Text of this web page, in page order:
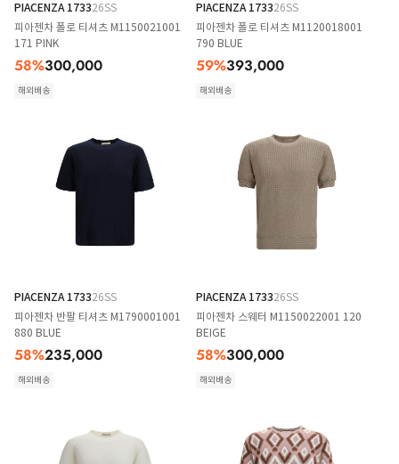
PIACENZA 173326SS
피아젠차 폴로 티셔츠 M1150021001
171 PINK
58%300,000
해외배송
PIACENZA 173326SS
피아젠차 폴로 티셔츠 M1120018001
790 BLUE
59%393,000
해외배송
PIACENZA 173326SS
피아젠차 반팔 티셔츠 M1790001001
880 BLUE
58%235,000
해외배송
PIACENZA 173326SS
피아젠차 스웨터 M1150022001 120
BEIGE
58%300,000
해외배송